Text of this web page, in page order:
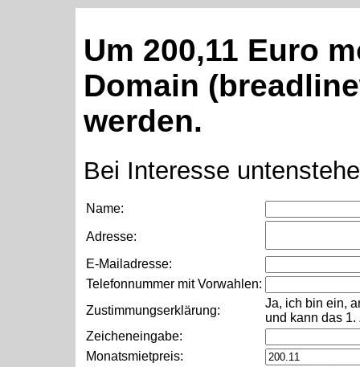
Um 200,11 Euro m
Domain (breadline
werden.
Bei Interesse
Name:
Adresse:
E-Mailadresse:
Telefonnummer mit Vorwahlen:
Zustimmungserklärung:
Ja, ich bin ein,
und kann das
Zeicheneingabe:
Monatsmietpreis: